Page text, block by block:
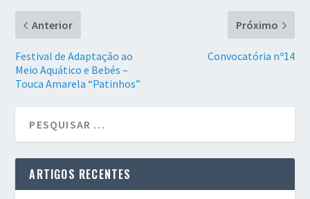
Anterior
Festival de Adaptação ao
Meio Aquático e Bebés –
Touca Amarela “Patinhos”
Próximo
Convocatória nº14
ARTIGOS RECENTES